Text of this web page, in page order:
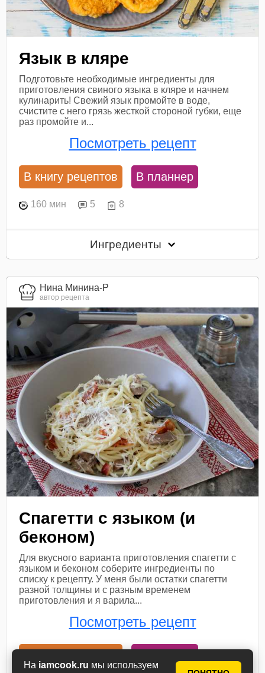
На iamcook.ru мы используем
Язык в кляре
Подготовьте необходимые ингредиенты для
приготовления свиного языка в кляре и начнем
кулинарить! Свежий язык промойте в воде,
счистите с него грязь жесткой стороной губки, еще
раз промойте и...
Посмотреть рецепт
В книгу рецептов В планнер
160 мин 5 8
Ингредиенты
Нина Минина-Р
автор рецепта
Спагетти с языком (и
беконом)
Для вкусного варианта приготовления спагетти с
языком и беконом соберите ингредиенты по
списку к рецепту. У меня были остатки спагетти
разной толщины и с разным временем
приготовления и я варила...
Посмотреть рецепт